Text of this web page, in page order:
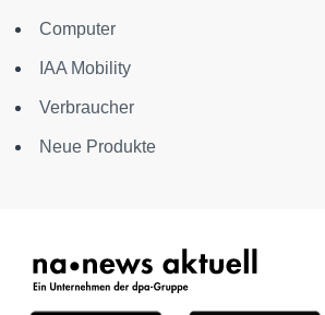
Computer
IAA Mobility
Verbraucher
Neue Produkte